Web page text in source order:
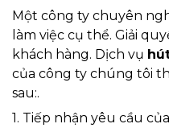
Một công ty chuyên
làm việc cụ thể. Giải
khách hàng. Dịch vụ
của công ty chúng tôi
sau:.
1. Tiếp nhận yêu cầu